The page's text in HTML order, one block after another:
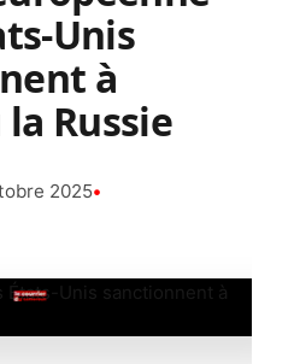
Unis
à
Russie
2025•